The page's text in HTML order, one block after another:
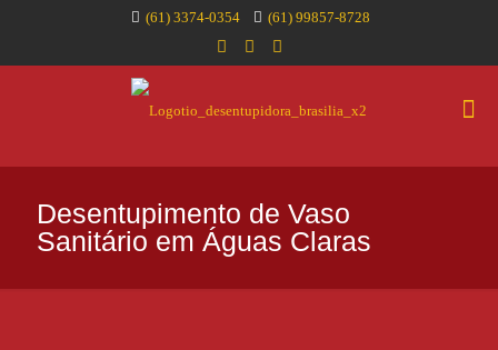
(61) 3374-0354 (61) 99857-8728
Desentupimento de Vaso
Sanitário em Águas Claras